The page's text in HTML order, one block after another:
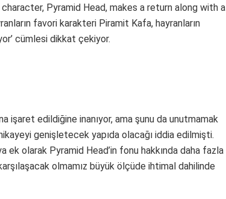
Pyramid Head, makes a return along with a
favori karakteri Piramit Kafa, hayranların
cümlesi dikkat çekiyor.
işaret edildiğine inanıyor, ama şunu da unutmamak
genişletecek yapıda olacağı iddia edilmişti.
olarak Pyramid Head’in fonu hakkında daha fazla
olmamız büyük ölçüde ihtimal dahilinde